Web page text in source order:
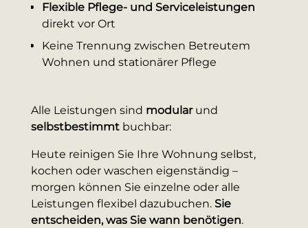
Flexible Pﬂege- und Serviceleistungen
direkt vor Ort
Keine Trennung zwischen Betreutem
Wohnen und stationärer Pﬂege
Alle Leistungen sind modularund
selbstbestimmtbuchbar:
Heute reinigen Sie Ihre Wohnung selbst,
kochen oder waschen eigenständig –
morgen können Sie einzelne oder alle
Leistungen ﬂexibel dazubuchen.Sie
entscheiden, was Sie wann benötigen.